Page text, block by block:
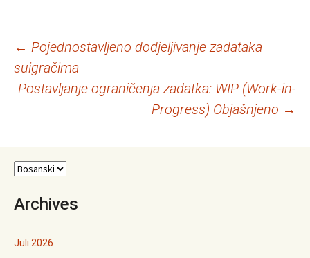
Navigacija
članaka
← Pojednostavljeno dodjeljivanje zadataka
suigračima
Postavljanje ograničenja zadatka: WIP (Work-in-
Progress) Objašnjeno →
Archives
Juli 2026